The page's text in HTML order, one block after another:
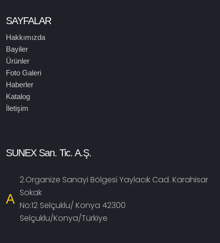
SAYFALAR
Hakkımızda
Bayiler
Ürünler
Foto Galeri
Haberler
Katalog
İletişim
SUNEX San. Tic. A.Ş.
A
2.Organize Sanayi Bölgesi Yaylacık Cad. Karahisar
Sokak
No:12 Selçuklu/ Konya 42300
Selçuklu/Konya/Türkiye